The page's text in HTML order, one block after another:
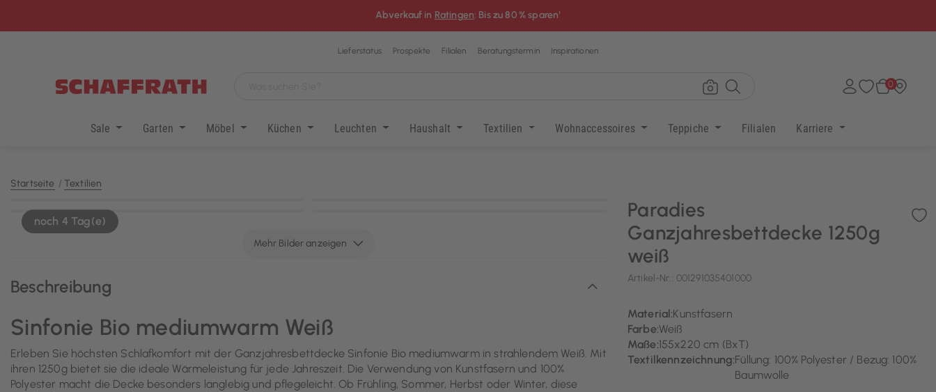
Abverkauf in Ratingen: Bis zu 80 % sparen¹
Lieferstatus Prospekte Filialen Beratungstermin Inspirationen
0
Sale Garten Möbel Küchen Leuchten Haushalt Textilien Wohnaccessoires Teppiche Filialen Karriere
Startseite Textilien
Mehr Bilder anzeigen
noch 4 Tag(e)
Beschreibung
Sinfonie Bio mediumwarm Weiß
Erleben Sie höchsten Schlafkomfort mit der Ganzjahresbettdecke Sinfonie Bio mediumwarm in strahlendem Weiß. Mit
ihren 1250g bietet sie die ideale Wärmeleistung für jede Jahreszeit. Die Verwendung von Kunstfasern und 100%
Polyester macht die Decke besonders langlebig und pflegeleicht. Ob Frühling, Sommer, Herbst oder Winter, diese
Paradies
Ganzjahresbettdecke 1250g
weiß
Artikel-Nr.: 001291035401000
Material:Kunstfasern
Farbe:Weiß
Maße:155x220 cm (BxT)
Textilkennzeichnung:Füllung: 100% Polyester / Bezug: 100%
Baumwolle